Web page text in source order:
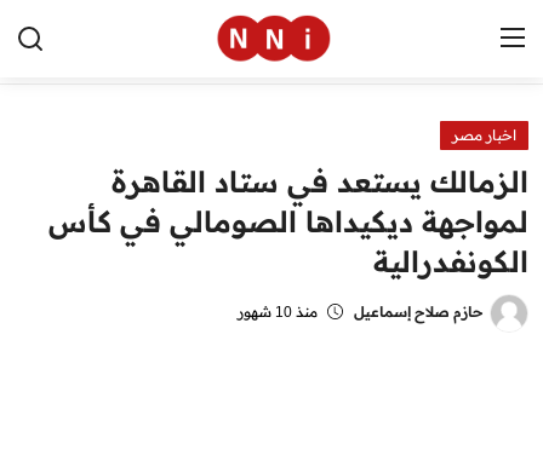
الرئيسية
اخبار مصر
العالم
الرياضة
اخبار مصر
الزمالك يستعد في ستاد القاهرة
لمواجهة ديكيداها الصومالي في كأس
الكونفدرالية
حازم صلاح إسماعيل منذ 10 شهور